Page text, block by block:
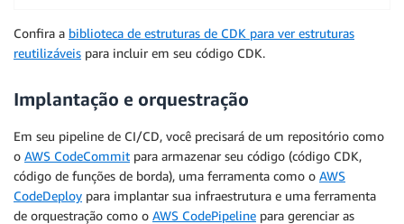
Confira a biblioteca de estruturas de CDK para ver estruturas
reutilizáveis para incluir em seu código CDK.
Implantação e orquestração
Em seu pipeline de CI/CD, você precisará de um repositório como
o AWS CodeCommit para armazenar seu código (código CDK,
código de funções de borda), uma ferramenta como o AWS
CodeDeploy para implantar sua infraestrutura e uma ferramenta
de orquestração como o AWS CodePipeline para gerenciar as